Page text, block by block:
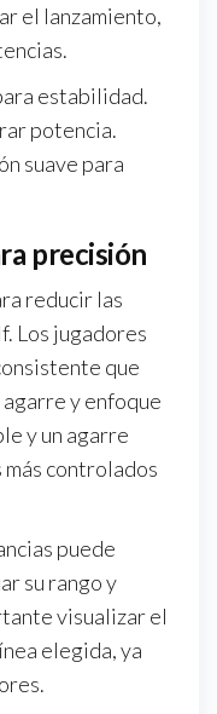
el lanzamiento,
estabilidad.
potencia.
suave para
precisión
reducir las
Los jugadores
que
y enfoque
y un agarre
controlados
puede
su rango y
visualizar el
elegida, ya